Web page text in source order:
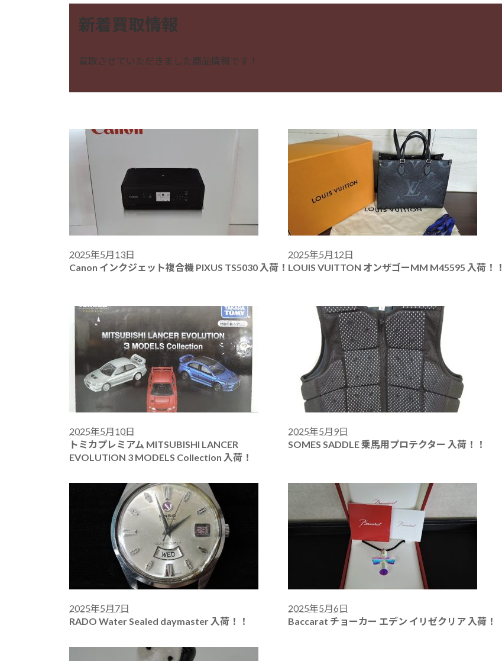
新着買取情報
買取させていただきました商品情報です！
2025年5月13日
Canon インクジェット複合機 PIXUS TS5030 入荷！
2025年5月12日
LOUIS VUITTON オンザゴーMM M45595 入荷！！
2025年5月10日
トミカプレミアム MITSUBISHI LANCER
EVOLUTION 3 MODELS Collection 入荷！
2025年5月9日
SOMES SADDLE 乗馬用プロテクター 入荷！！
2025年5月7日
RADO Water Sealed daymaster 入荷！！
2025年5月6日
Baccarat チョーカー エデン イリゼクリア 入荷！